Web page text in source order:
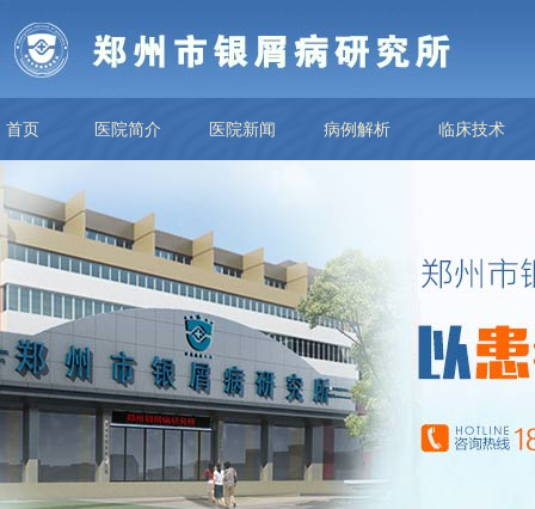
首页 医院简介 医院新闻 病例解析 临床技术